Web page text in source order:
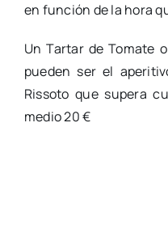
en función de la hora
Un Tartar de Tomate
pueden ser el
Rissoto que supera
medio 20 €